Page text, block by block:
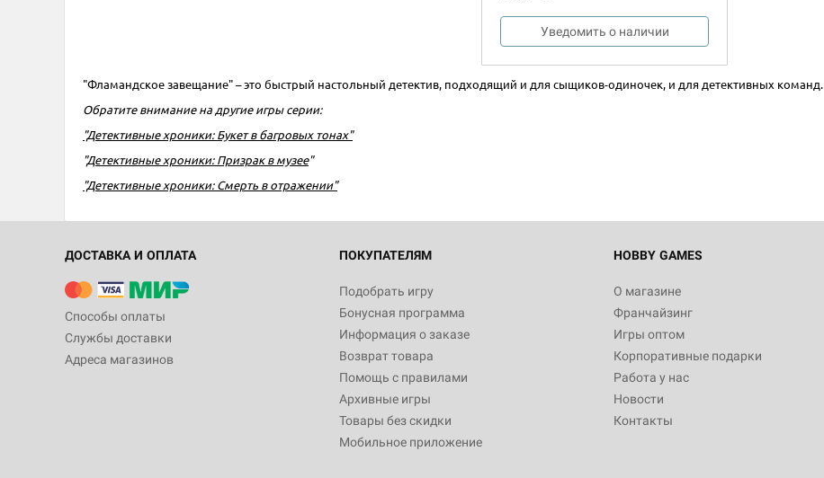
Уведомить о наличии
"Фламандское завещание" – это быстрый настольный детектив, подходящий и для сыщиков-одиночек, и для детективных команд.
Обратите внимание на другие игры серии:
"Детективные хроники: Букет в багровых тонах"
"Детективные хроники: Призрак в музее"
"Детективные хроники: Смерть в отражении"
ДОСТАВКА И ОПЛАТА
Способы оплаты
Службы доставки
Адреса магазинов
ПОКУПАТЕЛЯМ
Подобрать игру
Бонусная программа
Информация о заказе
Возврат товара
Помощь с правилами
Архивные игры
Товары без скидки
Мобильное приложение
HOBBY GAMES
О магазине
Франчайзинг
Игры оптом
Корпоративные подарки
Работа у нас
Новости
Контакты